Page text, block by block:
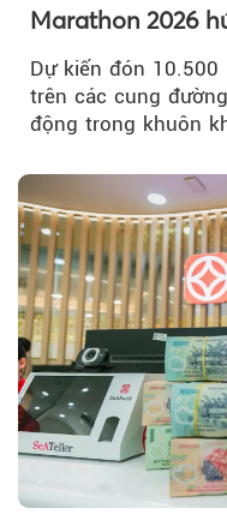
Marathon 2026
Dự kiến đón
trên các cung
động trong khuôn